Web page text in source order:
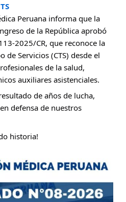
Peruana informa que la
de la República aprobó
2025/CR, que reconoce la
de Servicios (CTS) desde el
de la salud,
auxiliares asistenciales.
de años de lucha,
defensa de nuestros
historia!